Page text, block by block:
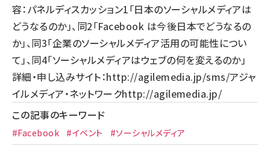
容：パネルディスカッション1「日本のソーシャルメディアは
どうなるのか」、同2「Facebook は今後日本でどうなるの
か」、同3「企業のソーシャルメディア活用の可能性につい
て」、同4「ソーシャルメディアはウェブの何を変えるのか」
詳細・申し込みサイト：http://agilemedia.jp/sms/アジャ
イルメディア・ネットワークhttp://agilemedia.jp/
この記事のキーワード
#Facebook #イベント #ソーシャルメディア